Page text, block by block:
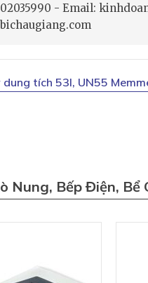
- Email:
dung tích 53l, UN55
Nung, Bếp Điện, Bể